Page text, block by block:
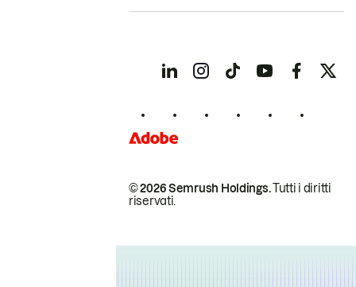
© 2026 Semrush Holdings.Tutti i diritti
riservati.